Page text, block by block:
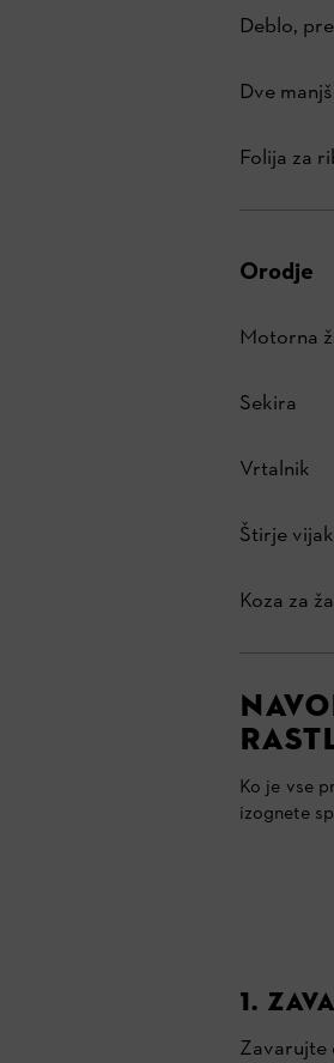
Deblo,
Dve
Folija za
Orodje
Motorna
Sekira
Vrtalnik
Štirje
Koza za
Ko je vse
izognete
1.
Zavarujte